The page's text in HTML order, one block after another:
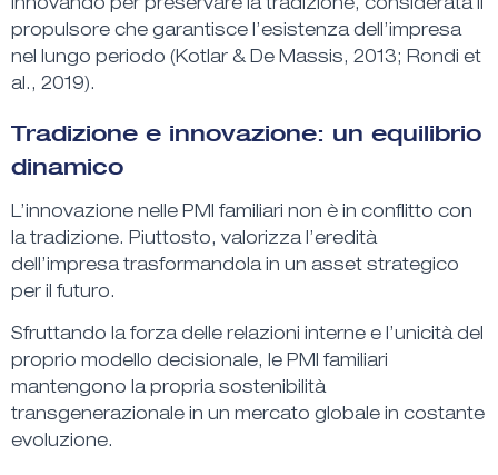
innovando per preservare la tradizione, considerata il
propulsore che garantisce l’esistenza dell’impresa
nel lungo periodo (Kotlar & De Massis, 2013; Rondi et
al., 2019).
Tradizione e innovazione: un equilibrio
dinamico
L’innovazione nelle PMI familiari non è in conflitto con
la tradizione. Piuttosto, valorizza l’eredità
dell’impresa trasformandola in un asset strategico
per il futuro.
Sfruttando laforza delle relazioni interne e l’unicità del
proprio modello decisionale, le PMI familiari
mantengono la propriasostenibilità
transgenerazionale in un mercato globale in costante
evoluzione.